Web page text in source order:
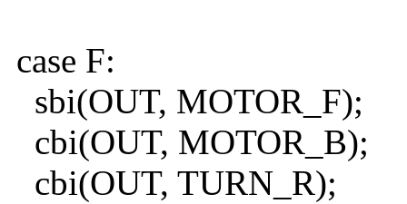
case F:
sbi(OUT, MOTOR_F);
cbi(OUT, MOTOR_B);
cbi(OUT, TURN_R);